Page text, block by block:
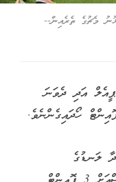
އެމްޕީއެލް ކުޅުނު މެޗުގެ ތެރެއިން--
އަދި ދެވަނަ
ލަނޑުގެ